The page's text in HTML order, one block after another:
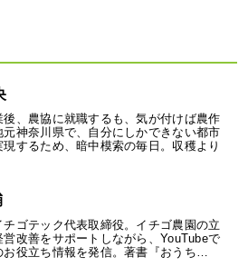
後、農協に就職するも、気が付けば農作
元神奈川県で、自分にしかできない都市
現するため、暗中模索の毎日。収穫より
チゴテック代表取締役。イチゴ農園の立
営改善をサポートしながら、YouTubeで
お役立ち情報を発信。著書『おうち…